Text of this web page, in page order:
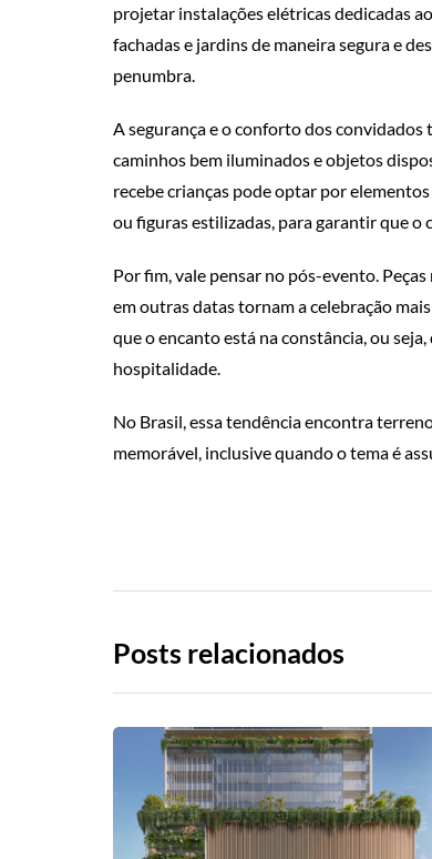
projetar instalações elétricas dedicadas
fachadas e jardins de maneira segura e
penumbra.
A segurança e o conforto dos
caminhos bem iluminados e objetos
recebe crianças pode optar por
ou figuras estilizadas, para garantir que o
Por fim, vale pensar no pós-evento.
em outras datas tornam a celebração
que o encanto está na constância, ou
hospitalidade.
No Brasil, essa tendência encontra
memorável, inclusive quando o tema é
Posts relacionados